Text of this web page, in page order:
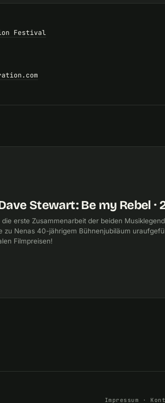
Festival
Stewart: Be my Rebel ·
die erste Zusammenarbeit der beiden
zu Nenas 40-jährigem Bühnenjubiläum
Filmpreisen!
Impressum ·